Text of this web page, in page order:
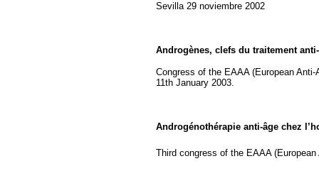
Sevilla 29 noviembre 2002
Androgènes, clefs du traitement
Congress of the EAAA (European
11th January 2003.
Androgénothérapie anti-âge chez
Third congress of the EAAA